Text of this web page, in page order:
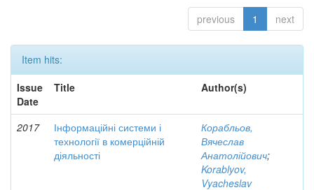
previous 1 next
Item hits:
Issue
Date
Title Author(s)
2017
Інформаційні системи і
технології в комерційній
діяльності
Корабльов,
Вячеслав
Анатолійович;
Korablyov,
Vyacheslav